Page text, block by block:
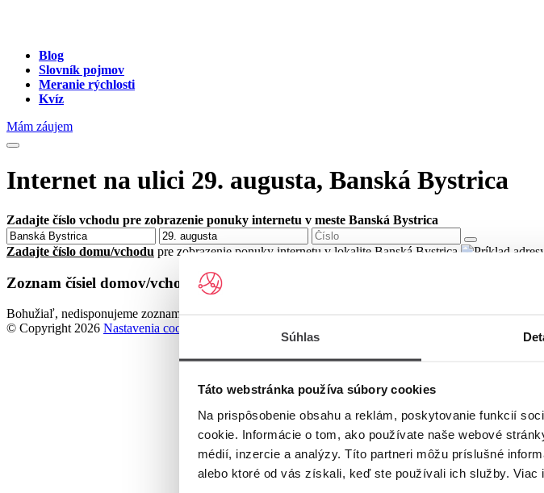
Súhlas
Táto webstránka používa súbory cookies
Na prispôsobenie obsahu a reklám, poskytovanie funkcií
cookie. Informácie o tom, ako používate naše webové
médií, inzercie a analýzy. Títo partneri môžu príslušné
alebo ktoré od vás získali, keď ste používali ich služby. Viac
Blog
Slovník pojmov
Meranie rýchlosti
Kvíz
Mám záujem
Internet na ulici 29. augusta, Banská Bystrica
Zadajte číslo vchodu pre zobrazenie ponuky internetu v meste Banská Bystrica
Zadajte číslo domu/vchodu pre zobrazenie ponuky internetu v lokalite Banská Bystrica
Zoznam čísiel domov/vchodov na ulici 29. augusta v meste Banská Bystrica
Bohužiaľ, nedisponujeme zoznamom dostupných čísiel vchodov na ulici 29. augusta v meste Banská
© Copyright 2026 Nastavenia cookies